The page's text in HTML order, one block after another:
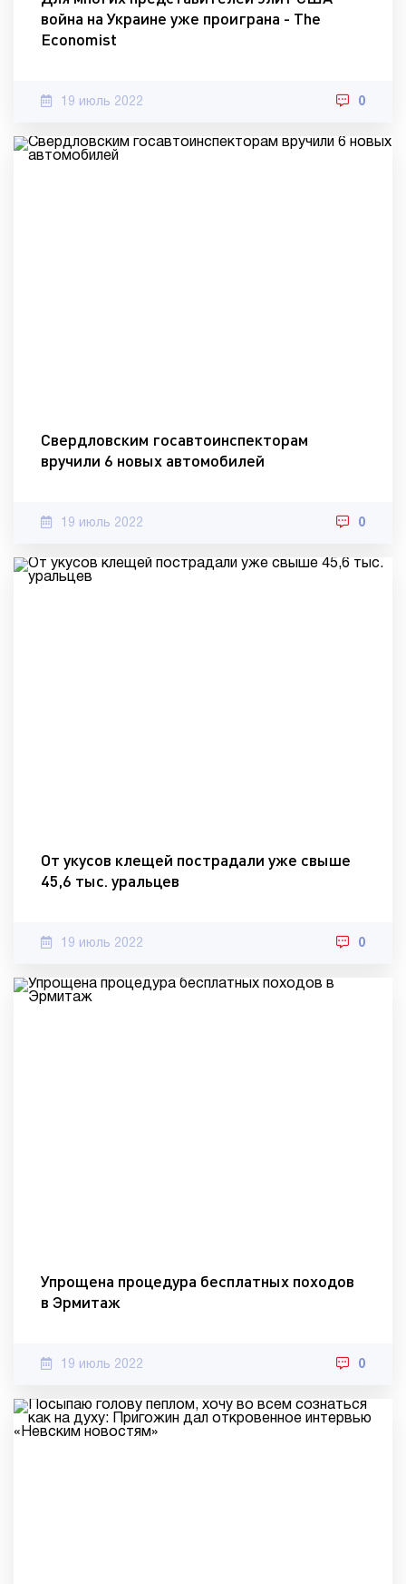
война на Украине уже проиграна - The
Economist
19 июль 2022 0
Свердловским госавтоинспекторам
вручили 6 новых автомобилей
19 июль 2022 0
От укусов клещей пострадали уже свыше
45,6 тыс. уральцев
19 июль 2022 0
Упрощена процедура бесплатных походов
в Эрмитаж
19 июль 2022 0